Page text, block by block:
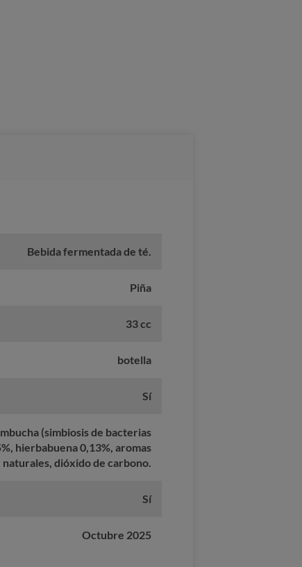
Bebida fermentada de té.
Piña
33 cc
botella
Sí
(simbiosis de bacterias
hierbabuena 0,13%, aromas
naturales, dióxido de carbono.
Sí
Octubre 2025